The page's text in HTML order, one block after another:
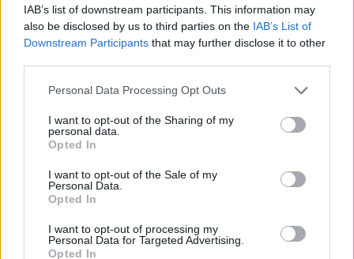
IAB’s list of downstream participants. This information may
also be disclosed by us to third parties on the IAB’s List of
Downstream Participants that may further disclose it to other
Please note that this website/app uses one or more Google
not limited to your visit or usage behaviour. You may click to
grant or deny consent to Google and its third-party tags to
use your data for below specified purposes in below Google
consent section.
Personal Data Processing Opt Outs
I want to opt-out of the Sharing of my
personal data.
Opted In
I want to opt-out of the Sale of my
Personal Data.
Opted In
I want to opt-out of processing my
Personal Data for Targeted Advertising.
Opted In
La candidatura di Irsina per Capitale Italiana della
Cultura 2029
Susanna Riva · 5 Ago 2026
BREAKING NEWS